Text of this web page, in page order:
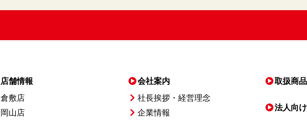
店舗情報
倉敷店
岡山店
会社案内
社長挨拶・経営理念
企業情報
取扱商品
法人向け